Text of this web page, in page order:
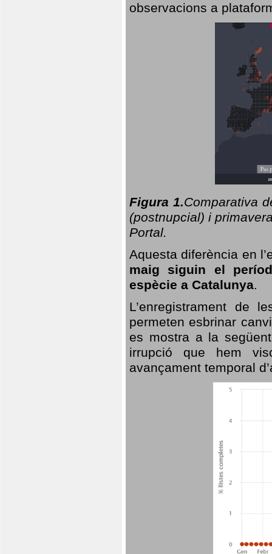
observacions a
Figura 1.Comparativa
(postnupcial) i
Portal.
Aquesta diferència en
maig siguin el
espècie a Catalunya.
L’enregistrament de
permeten esbrinar
es mostra a la
irrupció que hem
avançament temporal